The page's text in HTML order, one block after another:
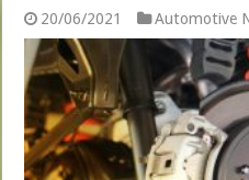
20/06/2021 Automotive